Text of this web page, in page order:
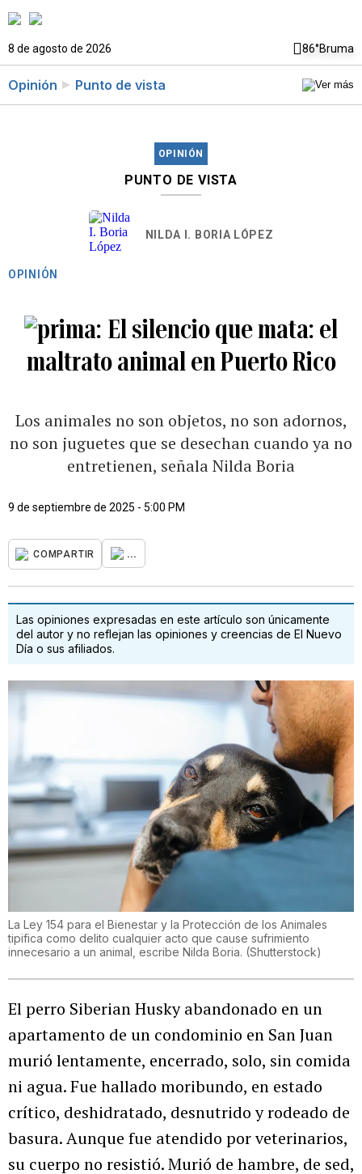
8 de agosto de 2026 86°Bruma
Opinión Punto de vista
OPINIÓN
PUNTO DE VISTA
NILDA I. BORIA LÓPEZ
OPINIÓN
El silencio que mata: el
maltrato animal en Puerto Rico
Los animales no son objetos, no son adornos,
no son juguetes que se desechan cuando ya no
entretienen, señala Nilda Boria
9 de septiembre de 2025 - 5:00 PM
COMPARTIR ...
Las opiniones expresadas en este artículo son únicamente
del autor y no reflejan las opiniones y creencias de El Nuevo
Día o sus afiliados.
La Ley 154 para el Bienestar y la Protección de los Animales
tipifica como delito cualquier acto que cause sufrimiento
innecesario a un animal, escribe Nilda Boria. (Shutterstock)
El perro Siberian Husky abandonado en un
apartamento de un condominio en San Juan
murió lentamente, encerrado, solo, sin comida
ni agua. Fue hallado moribundo, en estado
crítico, deshidratado, desnutrido y rodeado de
basura. Aunque fue atendido por veterinarios,
su cuerpo no resistió. Murió de hambre, de sed,